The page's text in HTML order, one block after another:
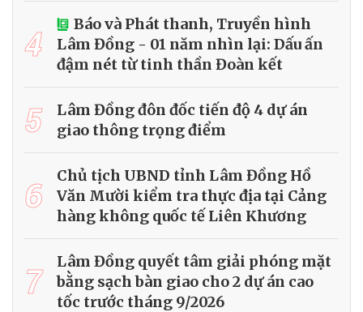
4
Báo và Phát thanh, Truyền hình
Lâm Đồng - 01 năm nhìn lại: Dấu ấn
đậm nét từ tinh thần Đoàn kết
5
Lâm Đồng đôn đốc tiến độ 4 dự án
giao thông trọng điểm
6
Chủ tịch UBND tỉnh Lâm Đồng Hồ
Văn Mười kiểm tra thực địa tại Cảng
hàng không quốc tế Liên Khương
7
Lâm Đồng quyết tâm giải phóng mặt
bằng sạch bàn giao cho 2 dự án cao
tốc trước tháng 9/2026